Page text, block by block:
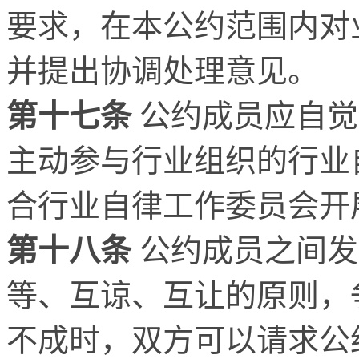
要求，在本公约范围内
并提出协调处理意见。
第十七条公约成员应自
主动参与行业组织的行
合行业自律工作委员会
第十八条公约成员之间
等、互谅、互让的原则
不成时，双方可以请求